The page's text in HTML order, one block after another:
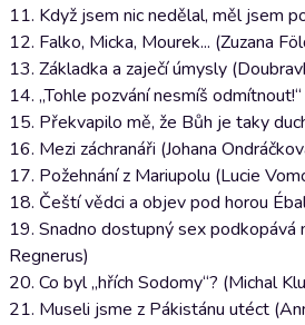
11. Když jsem nic nedělal, měl jsem
12. Falko, Micka, Mourek... (Zuzana
13. Základka a zaječí úmysly
14. „Tohle pozvání nesmíš
15. Překvapilo mě, že Bůh je taky
16. Mezi záchranáři (Johana
17. Požehnání z Mariupolu (Lucie
18. Čeští vědci a objev pod horou
19. Snadno dostupný sex podkopává
Regnerus)
20. Co byl „hřích Sodomy“? (Michal
21. Museli jsme z Pákistánu utéct